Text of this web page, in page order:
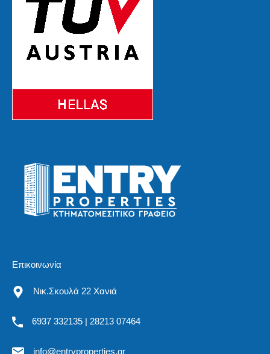
Επικοινωνία
Νικ.Σκουλά 22 Χανιά
6937 332135 | 28213 07464
info@entryproperties.gr